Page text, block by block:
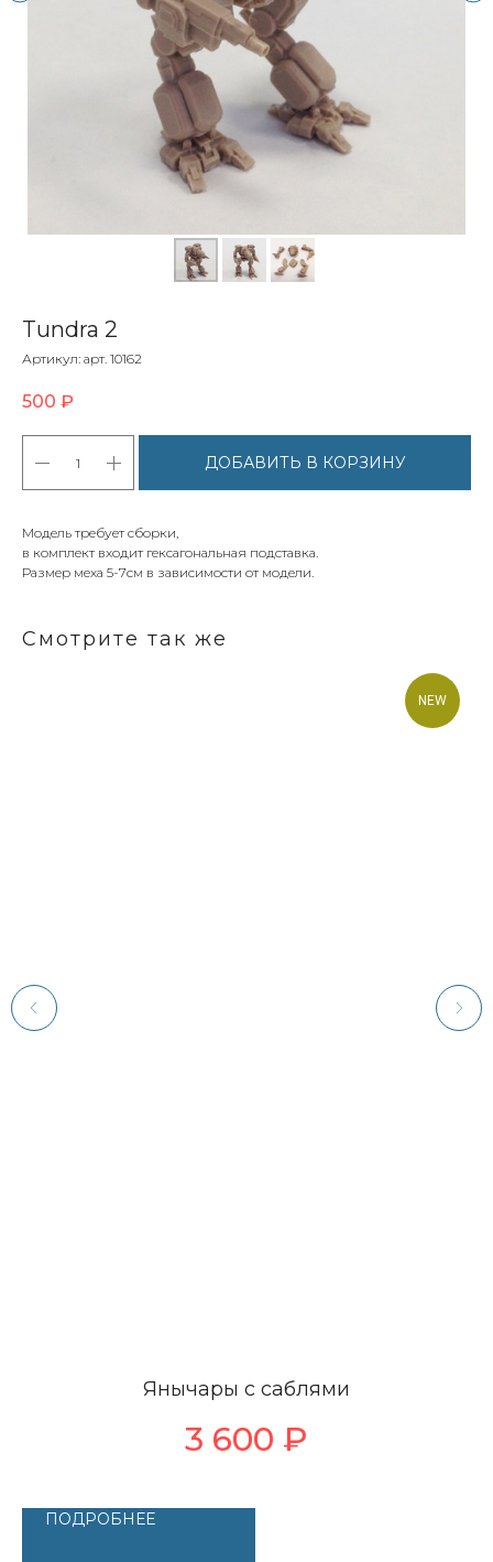
Tundra 2
Артикул: арт. 10162
500 ₽
ДОБАВИТЬ В КОРЗИНУ
Модель требует сборки,
в комплект входит гексагональная подставка.
Размер меха 5-7см в зависимости от модели.
Смотрите так же
NEW
Янычары с саблями
3 600 ₽
ПОДРОБНЕЕ